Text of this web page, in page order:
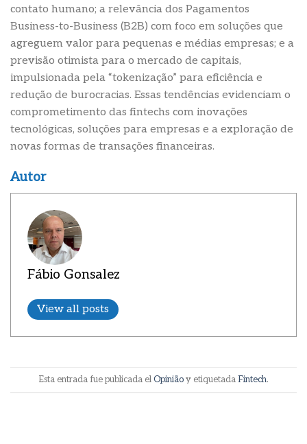
contato humano; a relevância dos Pagamentos
Business-to-Business (B2B) com foco em soluções que
agreguem valor para pequenas e médias empresas; e a
previsão otimista para o mercado de capitais,
impulsionada pela “tokenização” para eficiência e
redução de burocracias. Essas tendências evidenciam o
comprometimento das fintechs com inovações
tecnológicas, soluções para empresas e a exploração de
novas formas de transações financeiras.
Autor
Fábio Gonsalez
View all posts
Esta entrada fue publicada elOpiniãoy etiquetada Fintech.